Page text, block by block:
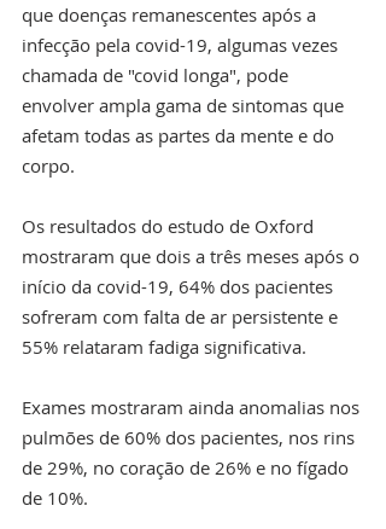
que doenças remanescentes após a
infecção pela covid-19, algumas vezes
chamada de "covid longa", pode
envolver ampla gama de sintomas que
afetam todas as partes da mente e do
corpo.
Os resultados do estudo de Oxford
mostraram que dois a três meses após o
início da covid-19, 64% dos pacientes
sofreram com falta de ar persistente e
55% relataram fadiga significativa.
Exames mostraram ainda anomalias nos
pulmões de 60% dos pacientes, nos rins
de 29%, no coração de 26% e no fígado
de 10%.